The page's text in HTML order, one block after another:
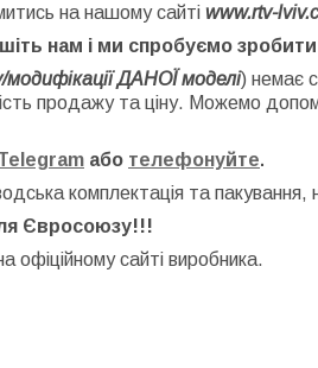
на нашому сайті www.rtv-
нам і ми спробуємо
модифікації ДАНОЇ моделі) немає
продажу та ціну. Можемо
або телефонуйте.
комплектація та пакування,
Євросоюзу!!!
офіційному сайті виробника.